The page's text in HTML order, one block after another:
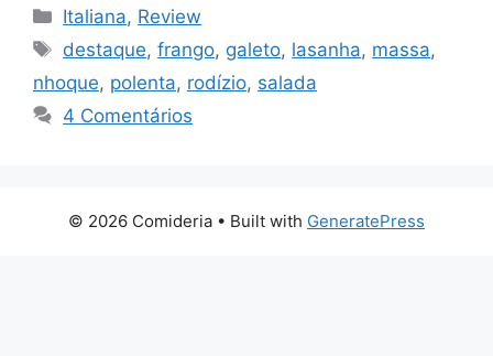
Categorias
Italiana, Review
Tags
destaque,frango, galeto, lasanha, massa,
nhoque, polenta, rodízio, salada
4 Comentários
© 2026 Comideria • Built with GeneratePress